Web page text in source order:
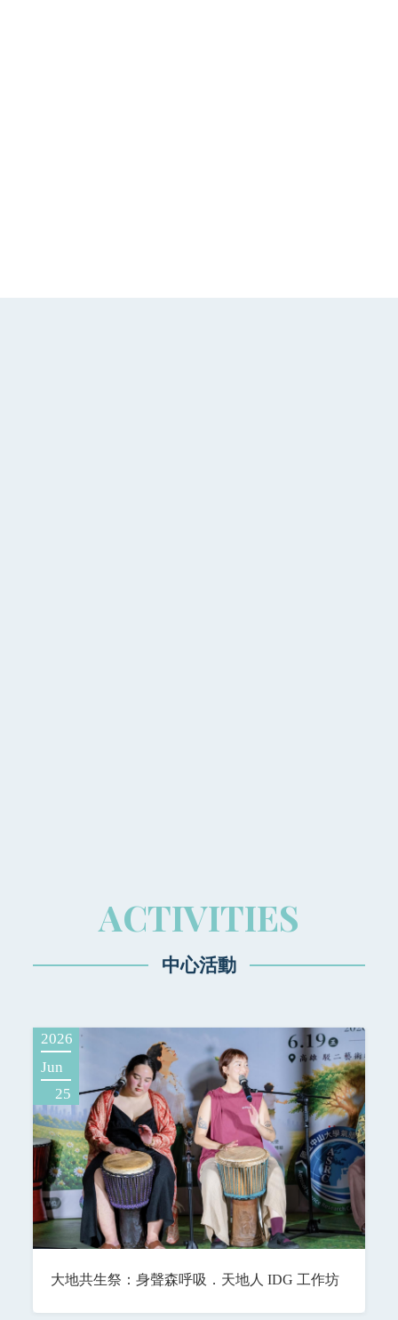
ACTIVITIES
中心活動
2026
Jun
25
大地共生祭：身聲森呼吸．天地人 IDG 工作坊